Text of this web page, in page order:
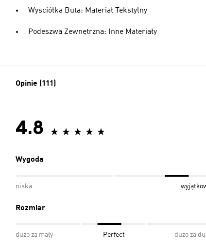
Wysciółka Buta: Materiał Tekstylny
Podeszwa Zewnętrzna: Inne Materiały
Opinie (111)
4.8
Wygoda
niska
Rozmiar
dużo za mały Perfect dużo za